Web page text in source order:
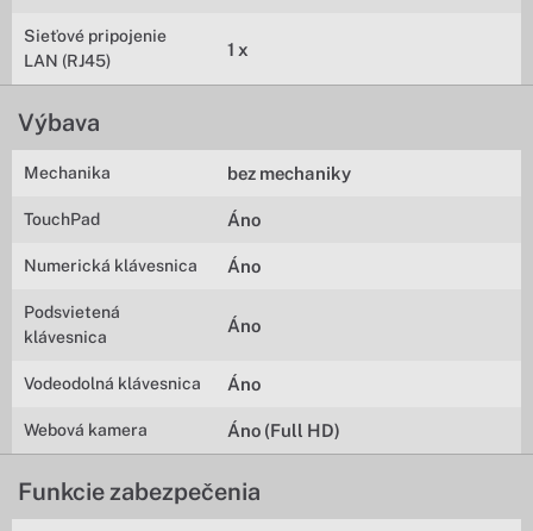
Sieťové pripojenie
LAN (RJ45)
1 x
Výbava
Mechanika bez mechaniky
TouchPad Áno
Numerická klávesnica Áno
Podsvietená
klávesnica
Áno
Vodeodolná klávesnica Áno
Webová kamera Áno (Full HD)
Funkcie zabezpečenia